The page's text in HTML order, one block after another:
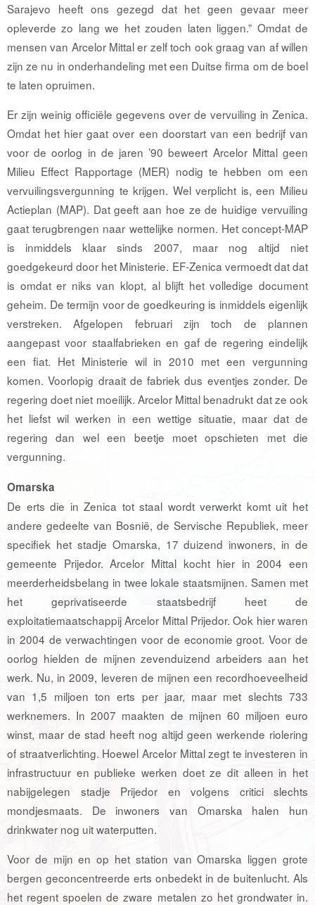
Sarajevo heeft ons gezegd dat het geen gevaar meer
opleverde zo lang we het zouden laten liggen.” Omdat de
mensen van Arcelor Mittal er zelf toch ook graag van af willen
zijn ze nu in onderhandeling met een Duitse ﬁrma om de boel
te laten opruimen.
Er zijn weinig oﬃciële gegevens over de vervuiling in Zenica.
Omdat het hier gaat over een doorstart van een bedrijf van
voor de oorlog in de jaren ’90 beweert Arcelor Mittal geen
Milieu Effect Rapportage (MER) nodig te hebben om een
vervuilingsvergunning te krijgen. Wel verplicht is, een Milieu
Actieplan (MAP). Dat geeft aan hoe ze de huidige vervuiling
gaat terugbrengen naar wettelijke normen. Het concept-MAP
is inmiddels klaar sinds 2007, maar nog altijd niet
goedgekeurd door het Ministerie. EF-Zenica vermoedt dat dat
is omdat er niks van klopt, al blijft het volledige document
geheim. De termijn voor de goedkeuring is inmiddels eigenlijk
verstreken. Afgelopen februari zijn toch de plannen
aangepast voor staalfabrieken en gaf de regering eindelijk
een ﬁat. Het Ministerie wil in 2010 met een vergunning
komen. Voorlopig draait de fabriek dus eventjes zonder. De
regering doet niet moeilijk. Arcelor Mittal benadrukt dat ze ook
het liefst wil werken in een wettige situatie, maar dat de
regering dan wel een beetje moet opschieten met die
vergunning.
Omarska
De erts die in Zenica tot staal wordt verwerkt komt uit het
andere gedeelte van Bosnië, de Servische Republiek, meer
specifiek het stadje Omarska, 17 duizend inwoners, in de
gemeente Prijedor. Arcelor Mittal kocht hier in 2004 een
meerderheidsbelang in twee lokale staatsmijnen. Samen met
het geprivatiseerde staatsbedrijf heet de
exploitatiemaatschappij Arcelor Mittal Prijedor. Ook hier waren
in 2004 de verwachtingen voor de economie groot. Voor de
oorlog hielden de mijnen zevenduizend arbeiders aan het
werk. Nu, in 2009, leveren de mijnen een recordhoeveelheid
van 1,5 miljoen ton erts per jaar, maar met slechts 733
werknemers. In 2007 maakten de mijnen 60 miljoen euro
winst, maar de stad heeft nog altijd geen werkende riolering
of straatverlichting. Hoewel Arcelor Mittal zegt te investeren in
infrastructuur en publieke werken doet ze dit alleen in het
nabijgelegen stadje Prijedor en volgens critici slechts
mondjesmaats. De inwoners van Omarska halen hun
drinkwater nog uit waterputten.
Voor de mijn en op het station van Omarska liggen grote
bergen geconcentreerde erts onbedekt in de buitenlucht. Als
het regent spoelen de zware metalen zo het grondwater in.